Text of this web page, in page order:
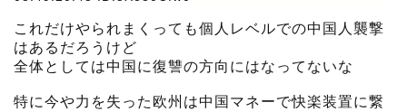
これだけやられまくっても個人レベルでの中国人襲撃
はあるだろうけど
全体としては中国に復讐の方向にはなってないな
特に今や力を失った欧州は中国マネーで快楽装置に繋